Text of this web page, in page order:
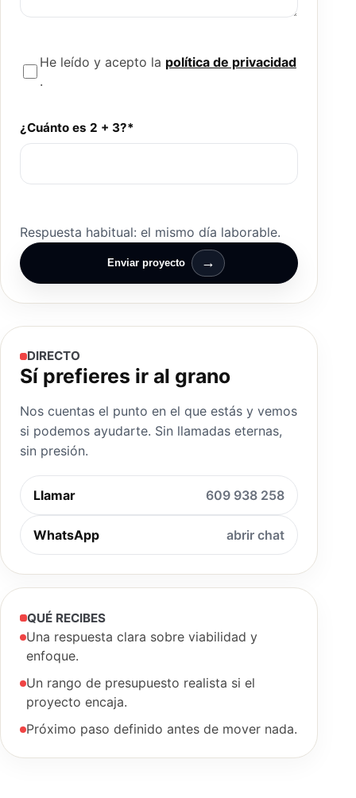
He leído y acepto la política de privacidad
.
¿Cuánto es 2 + 3?*
Respuesta habitual: el mismo día laborable.
Enviar proyecto →
DIRECTO
Sí prefieres ir al grano
Nos cuentas el punto en el que estás y vemos
si podemos ayudarte. Sin llamadas eternas,
sin presión.
Llamar 609 938 258
WhatsApp abrir chat
QUÉ RECIBES
Una respuesta clara sobre viabilidad y
enfoque.
Un rango de presupuesto realista si el
proyecto encaja.
Próximo paso definido antes de mover nada.